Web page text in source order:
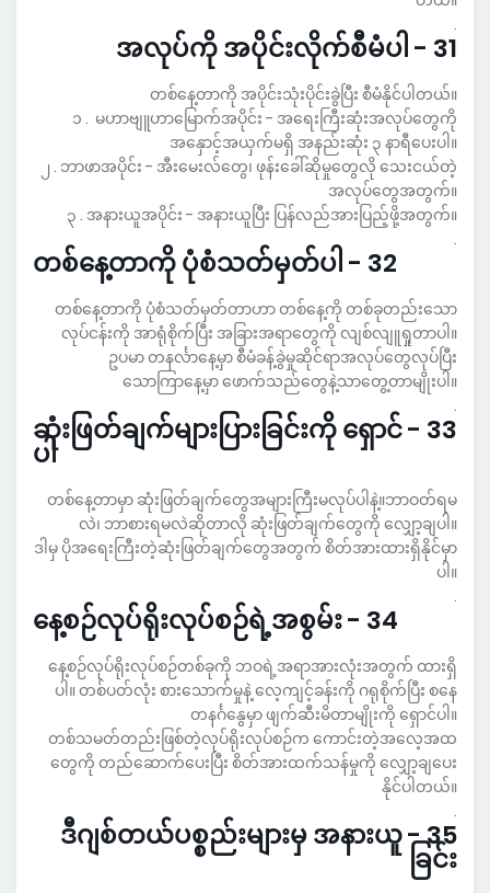
.
31 - အလုပ်ကို အပိုင်းလိုက်စီမံပါ
တစ်နေ့တာကို အပိုင်းသုံးပိုင်းခွဲပြီး စီမံနိုင်ပါတယ်။
၁ . မဟာဗျူဟာမြောက်အပိုင်း - အရေးကြီးဆုံးအလုပ်တွေကို
အနှောင့်အယှက်မရှိ အနည်းဆုံး ၃ နာရီပေးပါ။
၂ . ဘာဖာအပိုင်း - အီးမေးလ်တွေ၊ ဖုန်းခေါ်ဆိုမှုတွေလို သေးငယ်တဲ့
အလုပ်တွေအတွက်။
၃ . အနားယူအပိုင်း - အနားယူပြီး ပြန်လည်အားပြည့်ဖို့အတွက်။
.
32 - တစ်နေ့တာကို ပုံစံသတ်မှတ်ပါ
တစ်နေ့တာကို ပုံစံသတ်မှတ်တာဟာ တစ်နေ့ကို တစ်ခုတည်းသော
လုပ်ငန်းကို အာရုံစိုက်ပြီး အခြားအရာတွေကို လျစ်လျူရှုတာပါ။
ဥပမာ တနင်္လာနေ့မှာ စီမံခန့်ခွဲမှုဆိုင်ရာအလုပ်တွေလုပ်ပြီး
သောကြာနေ့မှာ ဖောက်သည်တွေနဲ့သာတွေ့တာမျိုးပါ။
.
33 - ဆုံးဖြတ်ချက်များပြားခြင်းကို ရှောင်
ပါ
တစ်နေ့တာမှာ ဆုံးဖြတ်ချက်တွေအများကြီးမလုပ်ပါနဲ့။ဘာဝတ်ရမ
လဲ၊ ဘာစားရမလဲဆိုတာလို ဆုံးဖြတ်ချက်တွေကို လျှော့ချပါ။
ဒါမှ ပိုအရေးကြီးတဲ့ဆုံးဖြတ်ချက်တွေအတွက် စိတ်အားထားရှိနိုင်မှာ
ပါ။
.
34 - နေ့စဉ်လုပ်ရိုးလုပ်စဉ်ရဲ့အစွမ်း
နေ့စဉ်လုပ်ရိုးလုပ်စဉ်တစ်ခုကို ဘဝရဲ့အရာအားလုံးအတွက် ထားရှိ
ပါ။ တစ်ပတ်လုံး စားသောက်မှုနဲ့ လေ့ကျင့်ခန်းကို ဂရုစိုက်ပြီး စနေ
တနင်္ဂနွေမှာ ဖျက်ဆီးမိတာမျိုးကို ရှောင်ပါ။
တစ်သမတ်တည်းဖြစ်တဲ့လုပ်ရိုးလုပ်စဉ်က ကောင်းတဲ့အလေ့အထ
တွေကို တည်ဆောက်ပေးပြီး စိတ်အားထက်သန်မှုကို လျှော့ချပေး
နိုင်ပါတယ်။
.
35 - ဒီဂျစ်တယ်ပစ္စည်းများမှ အနားယူ
ခြင်း